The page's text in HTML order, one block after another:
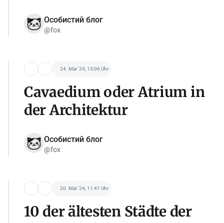
Особистий блог
@fox
24. Mär '24, 13:06 Uhr
Cavaedium oder Atrium in
der Architektur
Особистий блог
@fox
20. Mär '24, 11:41 Uhr
10 der ältesten Städte der